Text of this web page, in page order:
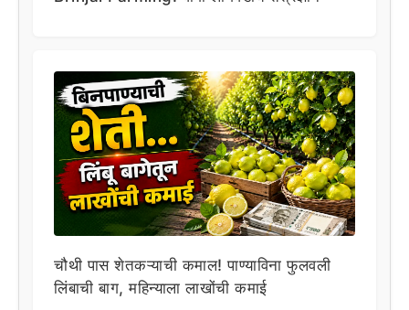
चौथी पास शेतकऱ्याची कमाल! पाण्याविना फुलवली
लिंबाची बाग, महिन्याला लाखोंची कमाई